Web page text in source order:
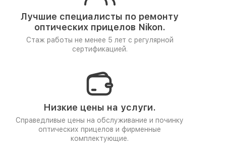
Лучшие специалисты по ремонту
оптических прицелов Nikon.
Стаж работы не менее 5 лет с регулярной
сертификацией.
Низкие цены на услуги.
Справедливые цены на обслуживание и починку
оптических прицелов и фирменные
комплектующие.